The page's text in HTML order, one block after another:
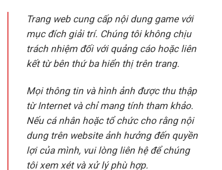
Trang web cung cấp nội dung game với
mục đích giải trí. Chúng tôi không chịu
trách nhiệm đối với quảng cáo hoặc liên
kết từ bên thứ ba hiển thị trên trang.
Mọi thông tin và hình ảnh được thu thập
từ Internet và chỉ mang tính tham khảo.
Nếu cá nhân hoặc tổ chức cho rằng nội
dung trên website ảnh hưởng đến quyền
lợi của mình, vui lòng liên hệ để chúng
tôi xem xét và xử lý phù hợp.